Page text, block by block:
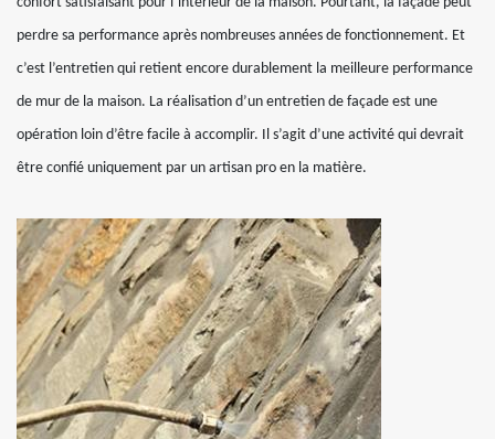
perdre sa performance après nombreuses années de fonctionnement. Et
c’est l’entretien qui retient encore durablement la meilleure performance
de mur de la maison. La réalisation d’un entretien de façade est une
opération loin d’être facile à accomplir. Il s’agit d’une activité qui devrait
être confié uniquement par un artisan pro en la matière.